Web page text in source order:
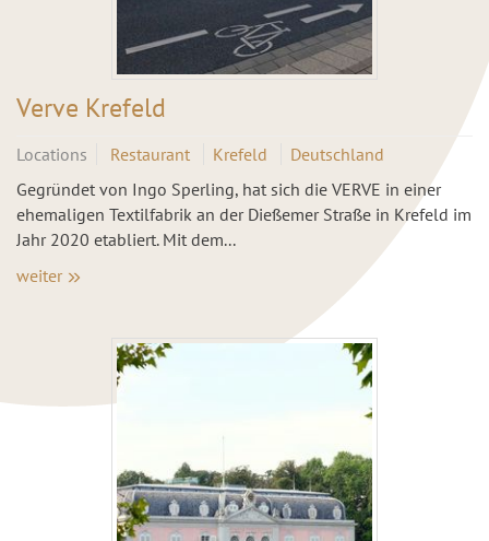
Verve Krefeld
Locations Restaurant Krefeld
Deutschland
Gegründet von Ingo Sperling, hat sich die VERVE in einer
ehemaligen Textilfabrik an der Dießemer Straße in Krefeld im
Jahr 2020 etabliert. Mit dem...
weiter